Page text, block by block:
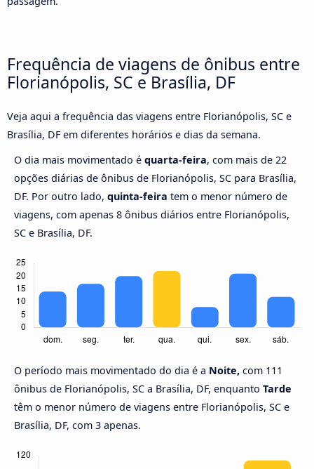
Frequência de viagens de ônibus entre
Florianópolis, SC e Brasília, DF
Veja aqui a frequência das viagens entre Florianópolis, SC e
Brasília, DF em diferentes horários e dias da semana.
O dia mais movimentado é quarta-feira, com mais de 22
opções diárias de ônibus de Florianópolis, SC para Brasília,
DF. Por outro lado, quinta-feira tem o menor número de
viagens, com apenas 8 ônibus diários entre Florianópolis,
SC e Brasília, DF.
O período mais movimentado do dia é a Noite, com 111
ônibus de Florianópolis, SC a Brasília, DF, enquanto Tarde
têm o menor número de viagens entre Florianópolis, SC e
Brasília, DF, com 3 apenas.